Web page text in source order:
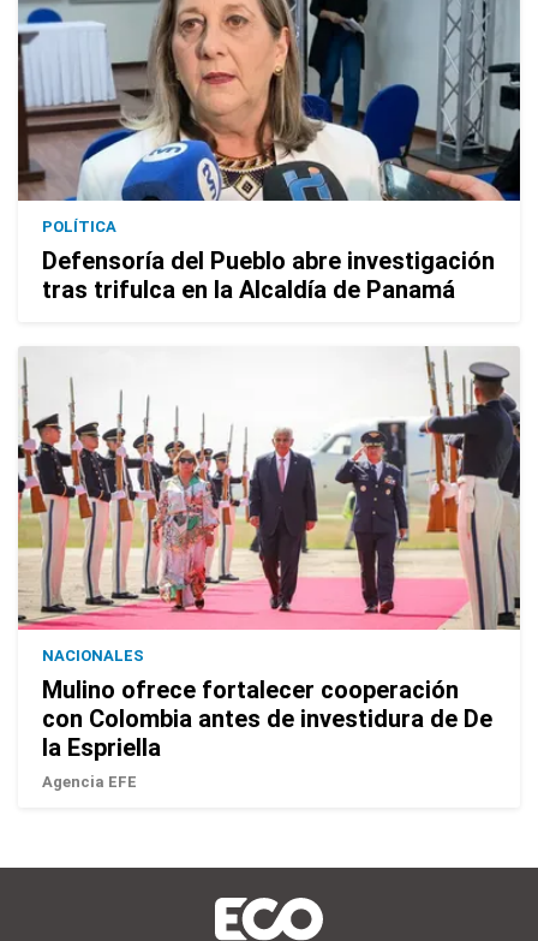
POLÍTICA
Defensoría del Pueblo abre investigación
tras trifulca en la Alcaldía de Panamá
NACIONALES
Mulino ofrece fortalecer cooperación
con Colombia antes de investidura de De
la Espriella
Agencia EFE